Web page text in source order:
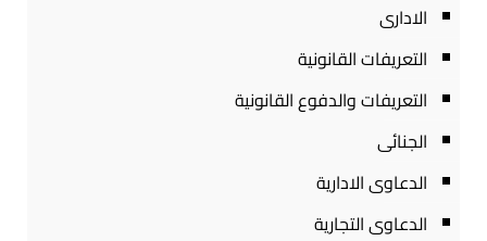
الادارى
التعريفات القانونية
التعريفات والدفوع القانونية
الجنائى
الدعاوى الادارية
الدعاوى التجارية